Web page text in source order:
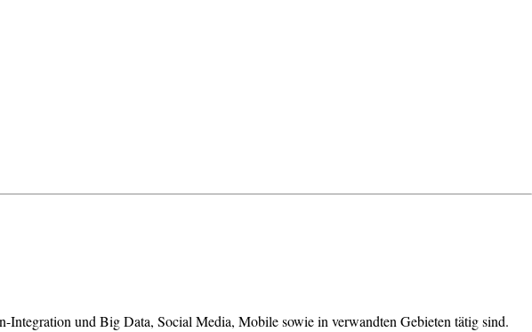
und Big Data, Social Media, Mobile sowie in verwandten Gebieten tätig sind.